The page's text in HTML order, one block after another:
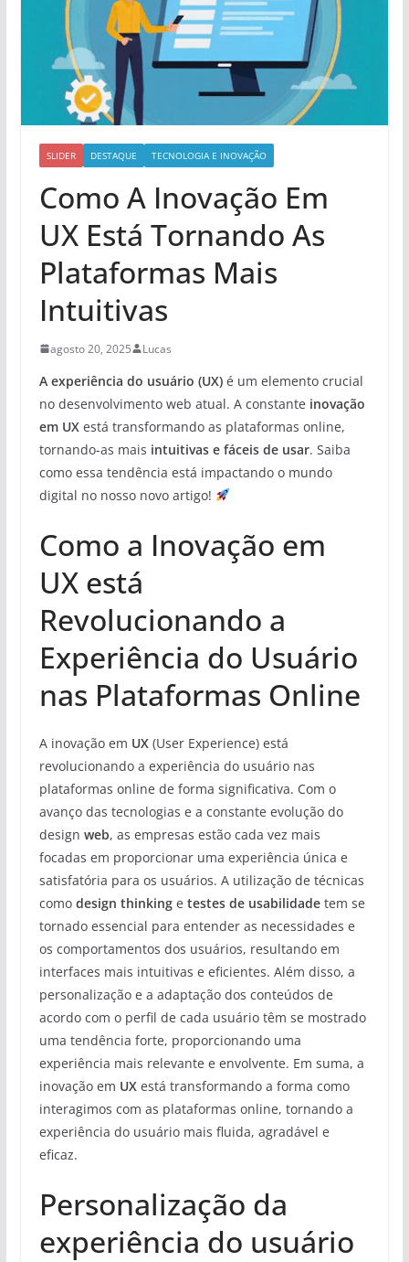
SLIDER DESTAQUE TECNOLOGIA E INOVAÇÃO
Como A Inovação Em
UX Está Tornando As
Plataformas Mais
Intuitivas
agosto 20, 2025 Lucas
A experiência do usuário (UX) é um elemento crucial
no desenvolvimento web atual. A constante inovação
em UXestá transformando as plataformas online,
tornando-as mais intuitivas e fáceis de usar. Saiba
como essa tendência está impactando o mundo
digital no nosso novo artigo!
Como a Inovação em
UX está
Revolucionando a
Experiência do Usuário
nas Plataformas Online
A inovação em UX(User Experience) está
revolucionando a experiência do usuário nas
plataformas online de forma significativa. Com o
avanço das tecnologias e a constante evolução do
design web, as empresas estão cada vez mais
focadas em proporcionar uma experiência única e
satisfatória para os usuários. A utilização de técnicas
como design thinkinge testes de usabilidadetem se
tornado essencial para entender as necessidades e
os comportamentos dos usuários, resultando em
interfaces mais intuitivas e eficientes. Além disso, a
personalização e a adaptação dos conteúdos de
acordo com o perfil de cada usuário têm se mostrado
uma tendência forte, proporcionando uma
experiência mais relevante e envolvente. Em suma, a
inovação em UXestá transformando a forma como
interagimos com as plataformas online, tornando a
experiência do usuário mais fluida, agradável e
eficaz.
Personalização da
experiência do usuário